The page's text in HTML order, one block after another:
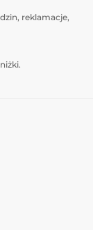
reklamacje,